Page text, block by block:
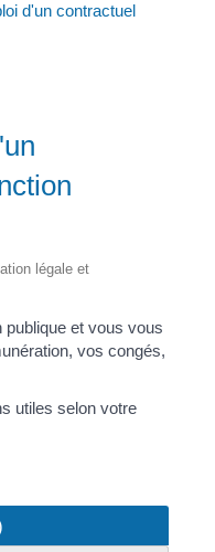
d'un contractuel
légale et
et vous vous
vos congés,
utiles selon votre